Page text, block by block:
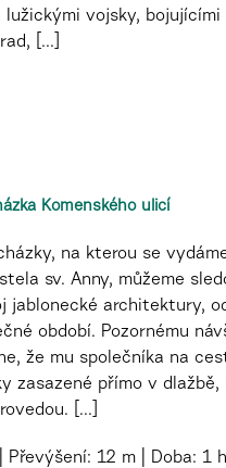
lužickými vojsky, bojujícími
[...]
Komenského ulicí
na kterou se
sv. Anny, můžeme
jablonecké architektury,
období. Pozornému
že mu společníka na
zasazené přímo v dlažbě,
[...]
Převýšení: 12 m Doba: 1